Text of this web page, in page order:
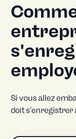
Si vous allez
doit s'enregistrer